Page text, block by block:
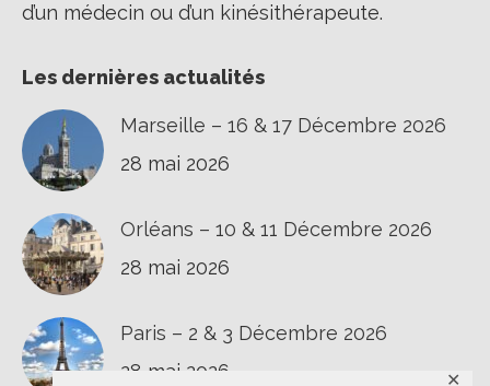
✕
d’un médecin ou d’un kinésithérapeute.
Les dernières actualités
Marseille – 16 & 17 Décembre 2026
28 mai 2026
Orléans – 10 & 11 Décembre 2026
28 mai 2026
Paris – 2 & 3 Décembre 2026
28 mai 2026